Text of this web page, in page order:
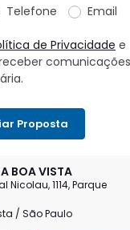
BOA VISTA
Nicolau, 1114, Parque
/ São Paulo
Telefone Email
de Privacidade e
comunicações
Proposta